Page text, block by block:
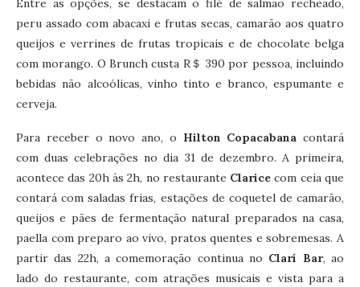
Entre as opções, se destacam o filé de salmão recheado,
peru assado com abacaxi e frutas secas, camarão aos quatro
queijos e verrines de frutas tropicais e de chocolate belga
com morango. O Brunch custa R＄ 390 por pessoa, incluindo
bebidas não alcoólicas, vinho tinto e branco, espumante e
cerveja.
Para receber o novo ano, o Hilton Copacabana contará
com duas celebrações no dia 31 de dezembro. A primeira,
acontece das 20h às 2h, no restaurante Clarice com ceia que
contará com saladas frias, estações de coquetel de camarão,
queijos e pães de fermentação natural preparados na casa,
paella com preparo ao vivo, pratos quentes e sobremesas. A
partir das 22h, a comemoração continua no Clarí Bar, ao
lado do restaurante, com atrações musicais e vista para a